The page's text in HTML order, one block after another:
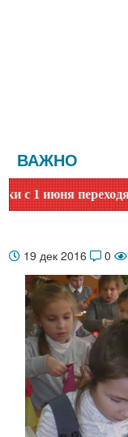
ВАЖНО
переходят
19 дек 2016 0